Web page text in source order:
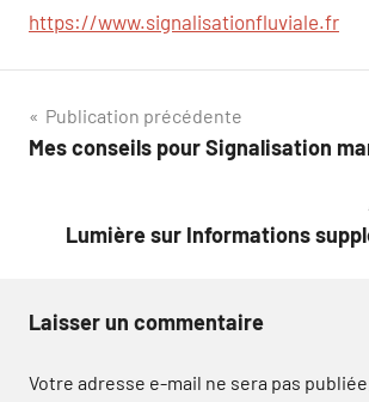
https://www.signalisationfluviale.fr
Navigation
de
Publication précédente
Mes conseils pour Signalisation
Lumière sur Informations
Laisser un commentaire
Votre adresse e-mail ne sera pas publiée.